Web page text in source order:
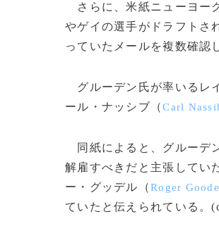
さらに、米紙ニューヨー
やゲイの選手がドラフトさ
っていたメールを複数確認
グルーデン氏が率いるレ
ール・ナッシブ（Carl
同紙によると、グルーデ
解雇すべきだと主張してい
ー・グッデル（Roger
ていたと伝えられている。